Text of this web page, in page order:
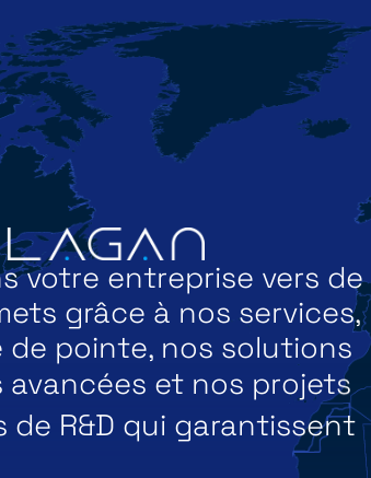
votre entreprise vers de
grâce à nos services,
de pointe, nos solutions
et nos projets
de R&D qui garantissent